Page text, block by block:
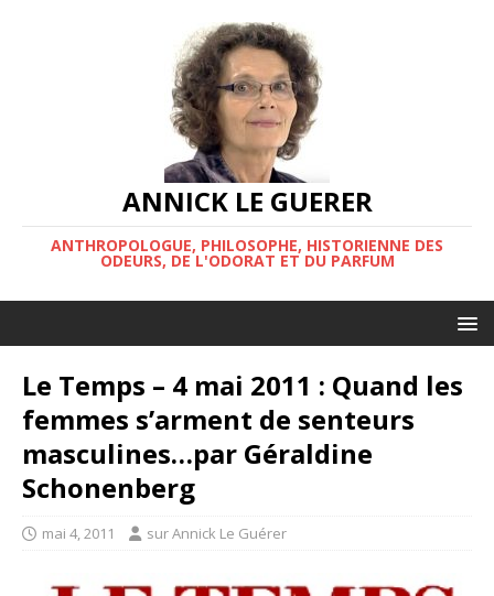
ANNICK LE GUERER
ANTHROPOLOGUE, PHILOSOPHE, HISTORIENNE DES
ODEURS, DE L'ODORAT ET DU PARFUM
Le Temps – 4 mai 2011 : Quand les
femmes s’arment de senteurs
masculines…par Géraldine
Schonenberg
mai 4, 2011 sur Annick Le Guérer